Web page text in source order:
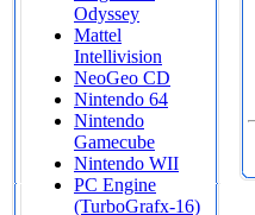
Odyssey
Mattel
Intellivision
NeoGeo CD
Nintendo 64
Nintendo
Gamecube
Nintendo WII
PC Engine
(TurboGrafx-16)